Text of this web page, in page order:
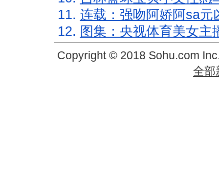
11. 连载：强吻阿娇阿sa元
12. 图集：央视体育美女主
Copyright © 2018 Sohu.com
全部